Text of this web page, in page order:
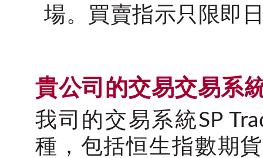
場。買賣指示只限即
貴公司的交易交易系
我司的交易系統SP
種，包括恒生指數期